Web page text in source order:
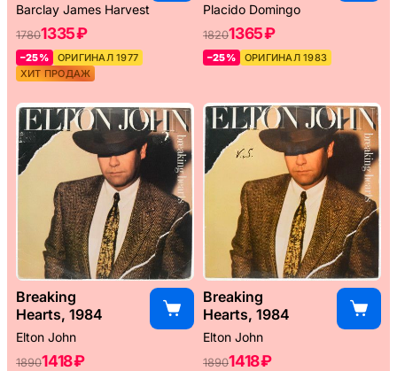
Barclay James Harvest
17801335 ₽
–25%
ОРИГИНАЛ 1977
ХИТ ПРОДАЖ
Placido Domingo
18201365 ₽
–25% ОРИГИНАЛ 1983
Breaking
Hearts, 1984
Elton John
18901418 ₽
Breaking
Hearts, 1984
Elton John
18901418 ₽